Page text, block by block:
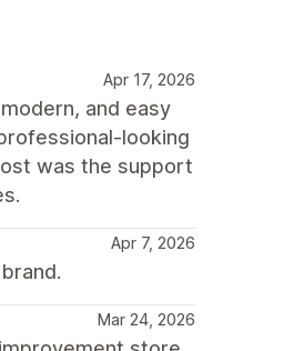
Apr 17, 2026
and easy
looking
was the support
Apr 7, 2026
Mar 24, 2026